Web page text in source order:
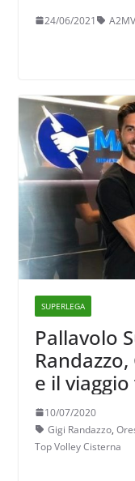
24/06/2021
SUPERLEGA
Pallavolo
e il
10/07/2020
Gigi Randazzo,
Top Volley Cisterna